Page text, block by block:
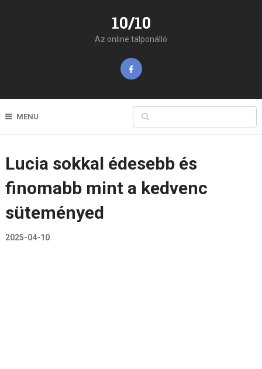
10/10
Az online talponálló
MENU
Lucia sokkal édesebb és
finomabb mint a kedvenc
süteményed
2025-04-10